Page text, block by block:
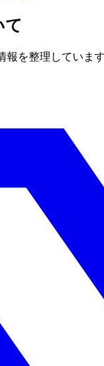
て
を整理していま